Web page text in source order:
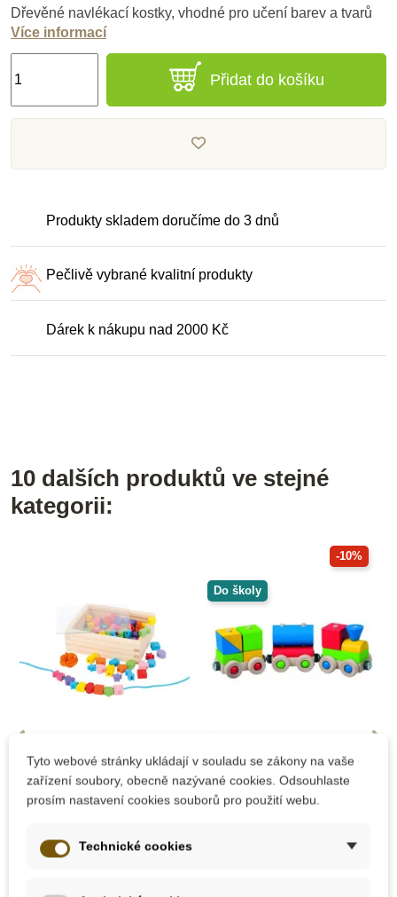
Dřevěné navlékací kostky, vhodné pro učení barev a tvarů
Více informací
Přidat do košíku
Produkty skladem doručíme do 3 dnů
Pečlivě vybrané kvalitní produkty
Dárek k nákupu nad 2000 Kč
10 dalších produktů ve stejné
kategorii:
Small Foot Dřevěné
navlékací korálky,
-10%
Do školy
Detoa Veselý vláček
Tyto webové stránky ukládají v souladu se zákony na vaše
zařízení soubory, obecně nazývané cookies. Odsouhlaste
prosím nastavení cookies souborů pro použití webu.
Technické cookies